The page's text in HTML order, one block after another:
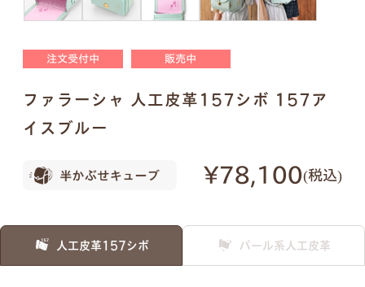
注文受付中 販売中
ファラーシャ 人工皮革157シボ 157ア
イスブルー
¥78,100 税込
人工皮革157シボ パール系人工皮革
違いないかご確認ください。
●様々なパターンで印字が可能です。下記は入力例
例2）苗字を略称 明朝体
例3）下の名前のみ 明朝体 例4）フルネーム 筆記体